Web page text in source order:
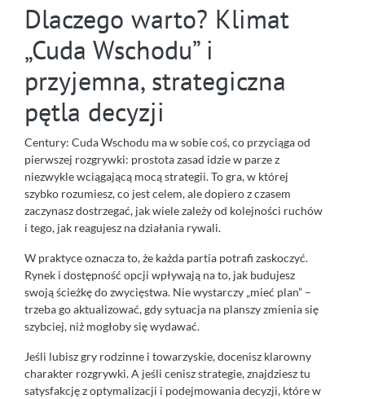
Dlaczego warto? Klimat
„Cuda Wschodu” i
przyjemna, strategiczna
pętla decyzji
Century: Cuda Wschodu ma w sobie coś, co przyciąga od
pierwszej rozgrywki: prostota zasad idzie w parze z
niezwykle wciągającą mocą strategii. To gra, w której
szybko rozumiesz, co jest celem, ale dopiero z czasem
zaczynasz dostrzegać, jak wiele zależy od kolejności ruchów
i tego, jak reagujesz na działania rywali.
W praktyce oznacza to, że każda partia potrafi zaskoczyć.
Rynek i dostępność opcji wpływają na to, jak budujesz
swoją ścieżkę do zwycięstwa. Nie wystarczy „mieć plan” –
trzeba go aktualizować, gdy sytuacja na planszy zmienia się
szybciej, niż mogłoby się wydawać.
Jeśli lubisz gry rodzinne i towarzyskie, docenisz klarowny
charakter rozgrywki. A jeśli cenisz strategie, znajdziesz tu
satysfakcję z optymalizacji i podejmowania decyzji, które w